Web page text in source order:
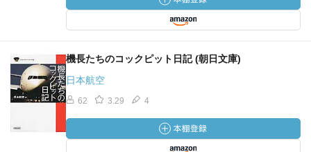
機長たちのコックピット日記 (朝日文庫)
日本航空
62 3.29 4